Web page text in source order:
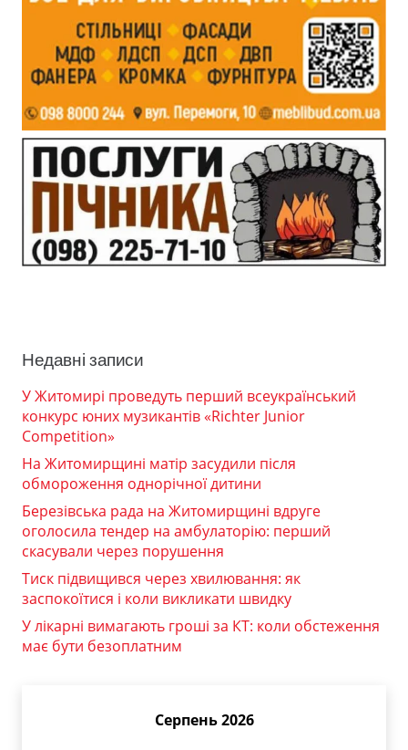
Недавні записи
У Житомирі проведуть перший всеукраїнський
конкурс юних музикантів «Richter Junior
Competition»
На Житомирщині матір засудили після
обмороження однорічної дитини
Березівська рада на Житомирщині вдруге
оголосила тендер на амбулаторію: перший
скасували через порушення
Тиск підвищився через хвилювання: як
заспокоїтися і коли викликати швидку
У лікарні вимагають гроші за КТ: коли обстеження
має бути безоплатним
Серпень 2026